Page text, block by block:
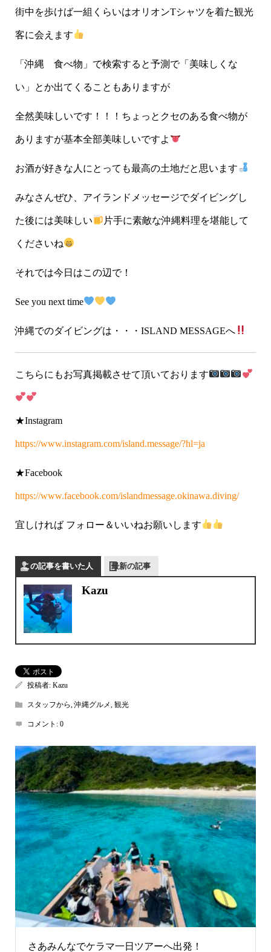
街中を歩けば一組くらいはオリオンTシャツを着た観光
客に会えます
「沖縄 食べ物」で検索すると予測で「美味しくな
い」とか出てくることもありますが
全然美味しいです！！！ちょっとクセのある食べ物が
ありますが基本全部美味しいですよ
お酒が好きな人にとっても最高の土地だと思います
みなさんぜひ、アイランドメッセージでダイビングし
た後には美味しい 片手に素敵な沖縄料理を堪能して
くださいね
それでは今日はこの辺で！
See you next time
沖縄でのダイビングは・・・ISLAND MESSAGEへ
こちらにもお写真掲載させて頂いております
★Instagram
https://www.instagram.com/island.message/?hl=ja
★Facebook
https://www.facebook.com/islandmessage.okinawa.diving/
宜しければ フォロー＆いいねお願いします
この記事を書いた人 最新の記事
Kazu
投稿者: Kazu
スタッフから,沖縄グルメ, 観光
コメント: 0
さあみんなでケラマ一日ツアーへ出発！